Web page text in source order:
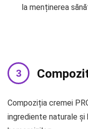
la menținerea
Compoziția cremei
ingrediente naturale